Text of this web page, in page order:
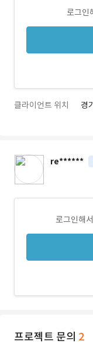
로그인
클라이언트 위치 경
re******
로그인해
프로젝트 문의 2